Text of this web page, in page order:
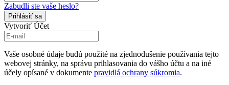
Zabudli ste vaše heslo?
Vytvoriť Účet
Vaše osobné údaje budú použité na zjednodušenie používania tejto
webovej stránky, na správu prihlasovania do vášho účtu a na iné
účely opísané v dokumente pravidlá ochrany súkromia.